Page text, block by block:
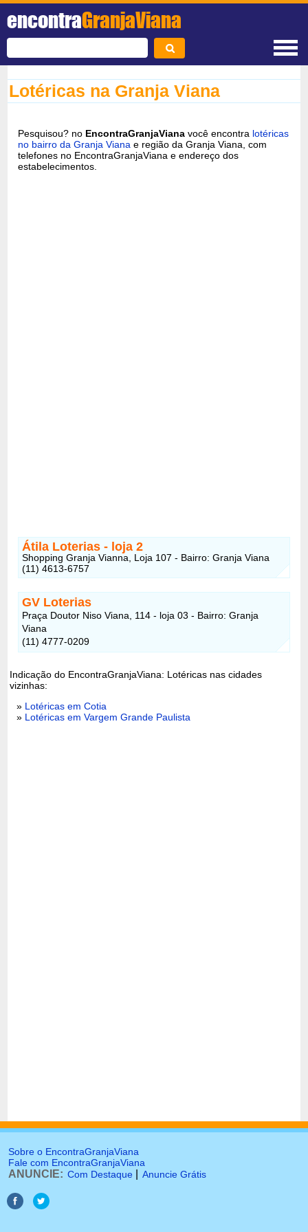
encontraGranjaViana
Lotéricas na Granja Viana
Pesquisou? no EncontraGranjaViana você encontra lotéricas
no bairro da Granja Viana e região da Granja Viana, com
telefones no EncontraGranjaViana e endereço dos
estabelecimentos.
Átila Loterias - loja 2
Shopping Granja Vianna, Loja 107 - Bairro: Granja Viana
(11) 4613-6757
GV Loterias
Praça Doutor Niso Viana, 114 - loja 03 - Bairro: Granja
Viana
(11) 4777-0209
Indicação do EncontraGranjaViana: Lotéricas nas cidades
vizinhas:
» Lotéricas em Cotia
» Lotéricas em Vargem Grande Paulista
Sobre o EncontraGranjaViana
Fale com EncontraGranjaViana
ANUNCIE: Com Destaque Anuncie Grátis